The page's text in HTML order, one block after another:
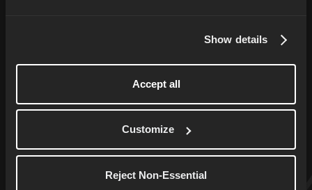
Show details
Accept all
Customize
Reject Non-Essential
あなた専用のランニングコーチが、5kmをよ
イドのトレーニングプランを提供します。